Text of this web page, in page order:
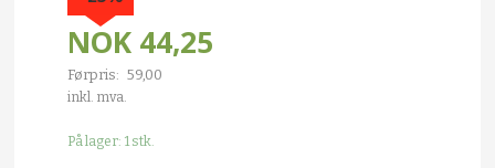
NOK 44,25
Førpris: 59,00
Rabatt
inkl. mva.
På lager: 1 stk.